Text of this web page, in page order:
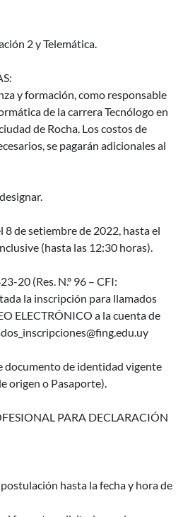
2 y Telemática.
y formación, como responsable
de la carrera Tecnólogo en
de Rocha. Los costos de
se pagarán adicionales al
8 de setiembre de 2022, hasta el
(hasta las 12:30 horas).
20 (Res. N.º 96 – CFI:
la inscripción para llamados
ELECTRÓNICO a la cuenta de
documento de identidad vigente
origen o Pasaporte).
PARA DECLARACIÓN
hasta la fecha y hora de